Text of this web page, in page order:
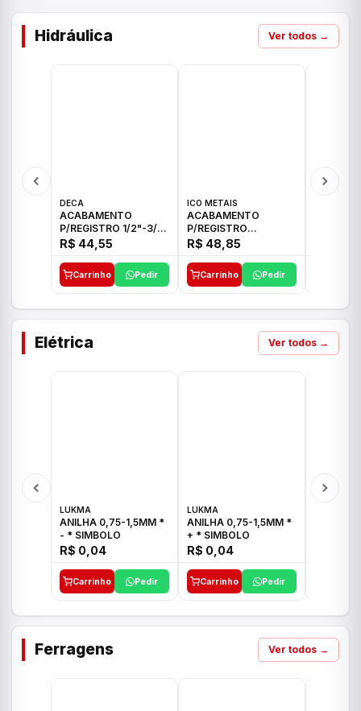
Hidráulica Ver todos →
DECA
ACABAMENTO
P/REGISTRO 1/2"-3/4"
E 1"C21.PQ DECA
R$ 44,55
Carrinho Pedir
ICO METAIS
ACABAMENTO
P/REGISTRO
1/2"-3/4"-1" ACB M
CS 33 ICO
R$ 48,85
Carrinho Pedir
Elétrica Ver todos →
LUKMA
ANILHA 0,75-1,5MM *
- * SIMBOLO
R$ 0,04
Carrinho Pedir
LUKMA
ANILHA 0,75-1,5MM *
+ * SIMBOLO
R$ 0,04
Carrinho Pedir
Ferragens Ver todos →